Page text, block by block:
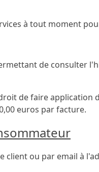
à tout moment
de consulter
de faire
euros par facture.
client ou par email à